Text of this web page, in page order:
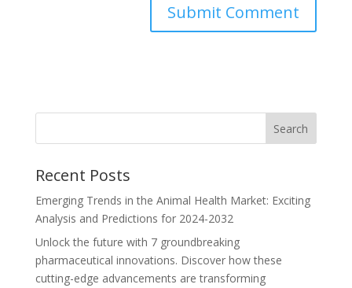
Recent Posts
Emerging Trends in the Animal Health Market: Exciting
Analysis and Predictions for 2024-2032
Unlock the future with 7 groundbreaking
pharmaceutical innovations. Discover how these
cutting-edge advancements are transforming